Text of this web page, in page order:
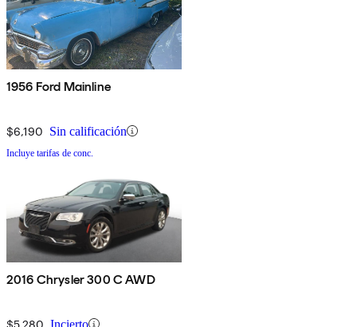
1956 Ford Mainline
$6,190 Sin calificación
Incluye tarifas de conc.
2016 Chrysler 300 C AWD
$5,280 Incierto